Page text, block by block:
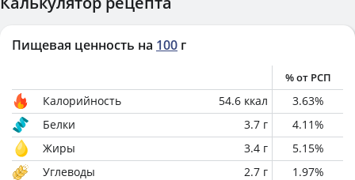
Пищевая ценность на 100 г
% от РСП
Калорийность 54.6 ккал 3.63%
Белки
3.7 г 4.11%
Жиры
3.4 г 5.15%
Углеводы
2.7 г 1.97%